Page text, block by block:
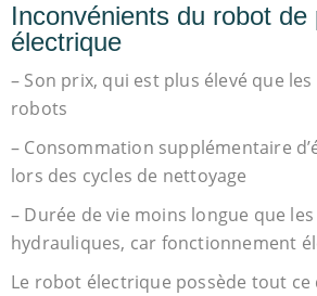
Inconvénients du robot de
électrique
– Son prix, qui est plus élevé que
robots
– Consommation supplémentaire
lors des cycles de nettoyage
– Durée de vie moins longue que
hydrauliques, car fonctionnement
Le robot électrique possède tout